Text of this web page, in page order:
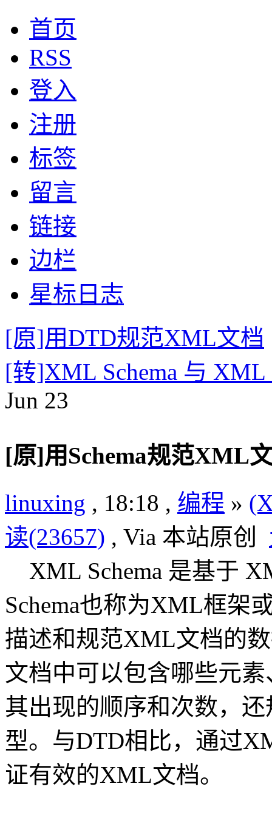
首页
RSS
登入
注册
标签
留言
链接
边栏
星标日志
[原]用DTD规范XML文档
[转]XML Schema 与
Jun 23
[原]用Schema规范XML
linuxing , 18:18 , 编程 »
读(23657) , Via 本站原创
XML Schema 是基于
Schema也称为XML框架
描述和规范XML文档的
文档中可以包含哪些元
其出现的顺序和次数，
型。与DTD相比，通过
证有效的XML文档。